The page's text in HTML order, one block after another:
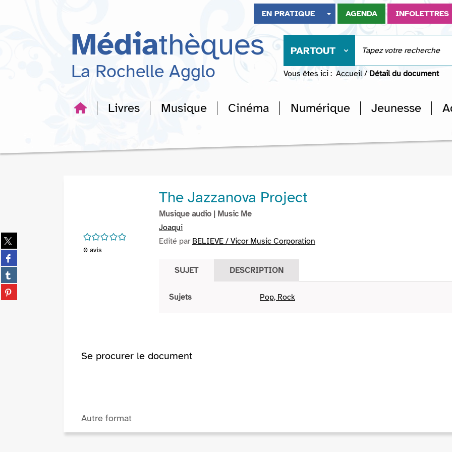
recherche
EN PRATIQUE AGENDA INFOLETTRES
Médiathèques
La Rochelle Agglo
PARTOUT
Vous êtes ici : Accueil / Détail du document
Livres Musique Cinéma Numérique Jeunesse
Partager
sur
twitter
(Nouvelle
fenêtre)
Partager
sur
facebook
(Nouvelle
fenêtre)
Partager
sur
tumblr
Partager
sur
/5
0 avis
The Jazzanova Project
Musique audio | Music Me
Joaqui
Edité par BELIEVE / Vicor Music Corporation
SUJET DESCRIPTION
Sujets Pop, Rock
Se procurer le document
Autre format